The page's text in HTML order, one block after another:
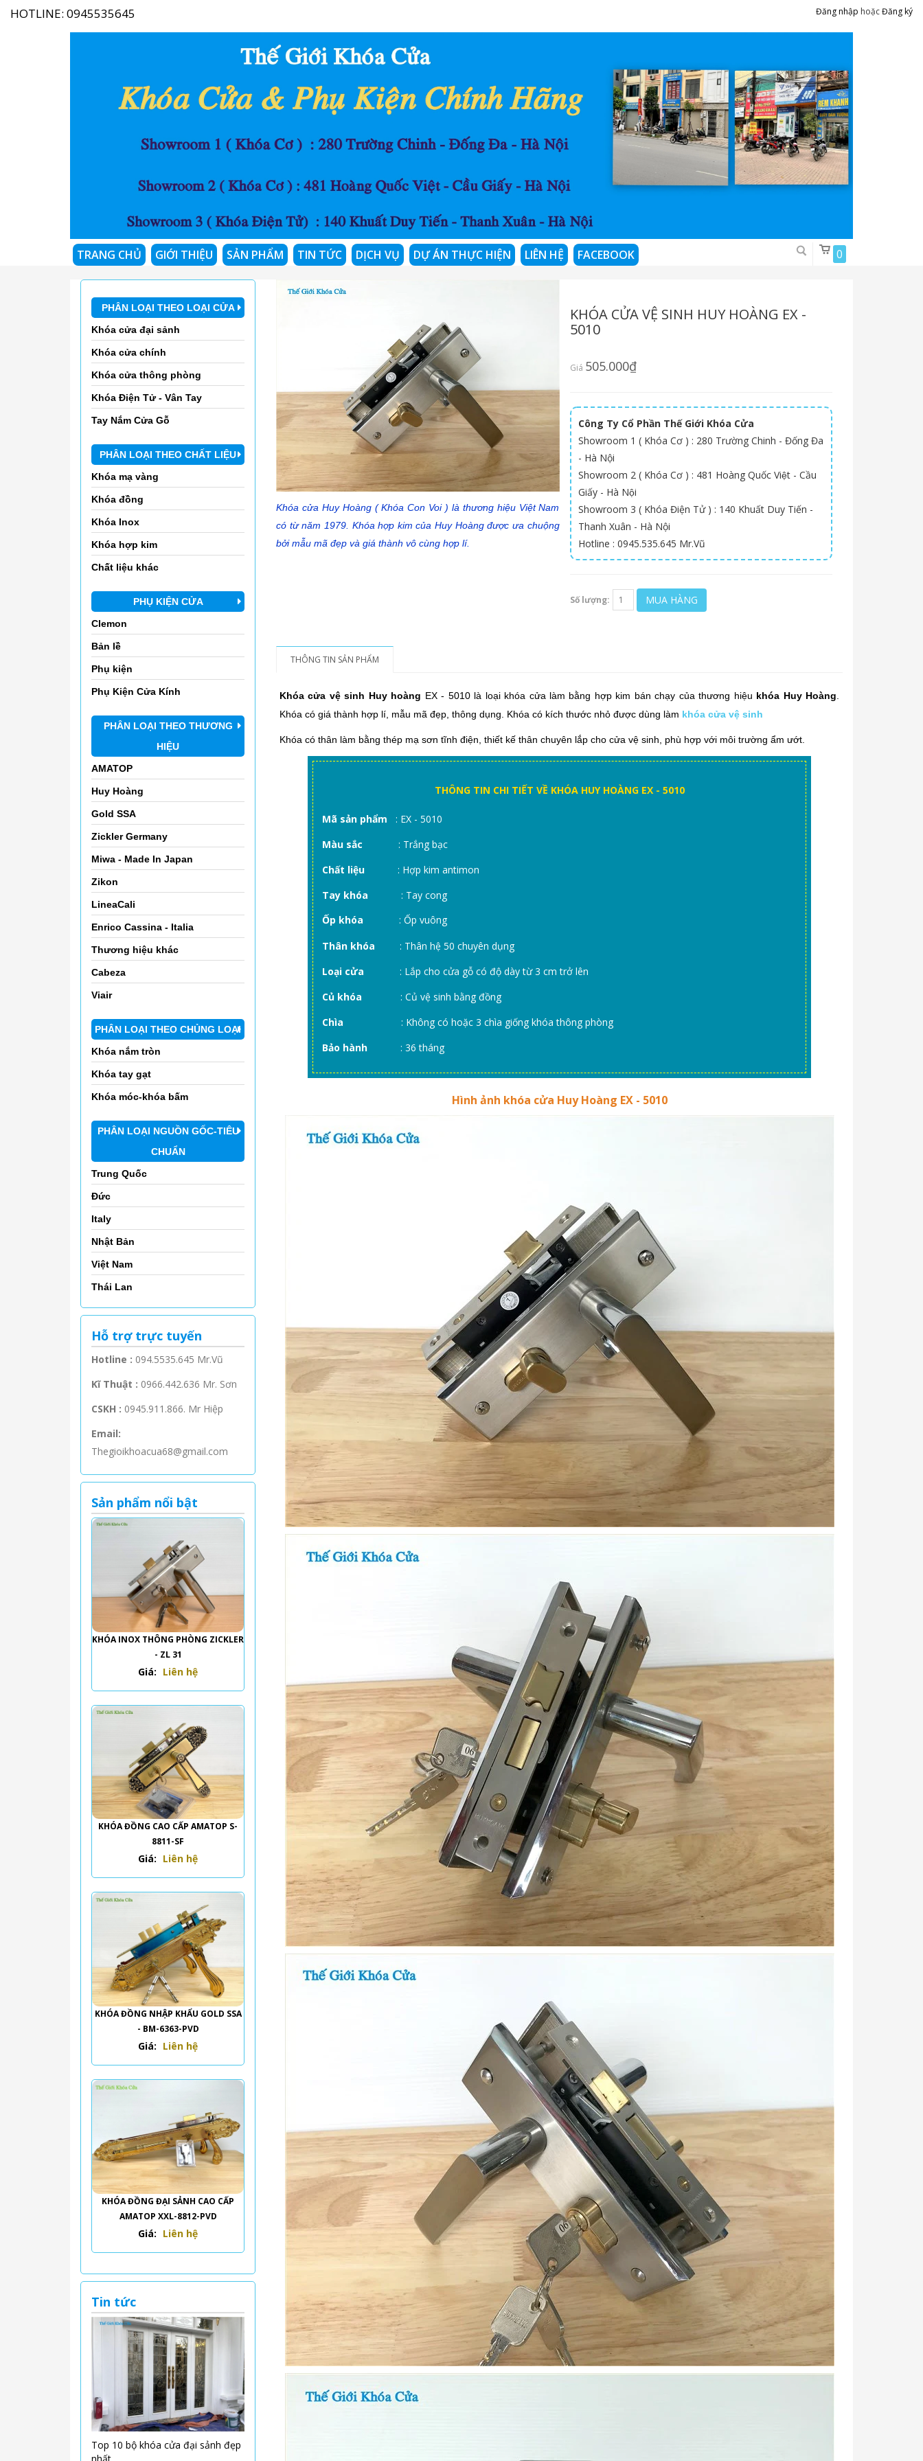
HOTLINE: 0945535645 Đăng nhập hoặcĐăng ký
TRANG CHỦ GIỚI THIỆU SẢN PHẨM TIN TỨC DỊCH VỤ DỰ ÁN THỰC HIỆN LIÊN HỆ FACEBOOK 0
PHÂN LOẠI THEO LOẠI CỬA
Khóa cửa đại sảnh
Khóa cửa chính
Khóa cửa thông phòng
Khóa Điện Tử - Vân Tay
Tay Nắm Cửa Gỗ
PHÂN LOẠI THEO CHẤT LIỆU
Khóa mạ vàng
Khóa đồng
Khóa Inox
Khóa hợp kim
Chất liệu khác
PHỤ KIỆN CỬA
Clemon
Bản lề
Phụ kiện
Phụ Kiện Cửa Kính
PHÂN LOẠI THEO THƯƠNG
HIỆU
AMATOP
Huy Hoàng
Gold SSA
Zickler Germany
Miwa - Made In Japan
Zikon
LineaCali
Enrico Cassina - Italia
Thương hiệu khác
Cabeza
Viair
PHÂN LOẠI THEO CHỦNG LOẠI
Khóa nắm tròn
Khóa tay gạt
Khóa móc-khóa bấm
PHÂN LOẠI NGUỒN GỐC-TIÊU
CHUẨN
Trung Quốc
Đức
Italy
Nhật Bản
Việt Nam
Thái Lan
Hỗ trợ trực tuyến
Hotline : 094.5535.645 Mr.Vũ
Kĩ Thuật : 0966.442.636 Mr. Sơn
CSKH : 0945.911.866. Mr Hiệp
Email:
Thegioikhoacua68@gmail.com
Sản phẩm nổi bật
KHÓA INOX THÔNG PHÒNG ZICKLER
- ZL 31
Giá: Liên hệ
KHÓA ĐỒNG CAO CẤP AMATOP S-
8811-SF
Giá: Liên hệ
KHÓA ĐỒNG NHẬP KHẨU GOLD SSA
- BM-6363-PVD
Giá: Liên hệ
KHÓA ĐỒNG ĐẠI SẢNH CAO CẤP
AMATOP XXL-8812-PVD
Giá: Liên hệ
Tin tức
Top 10 bộ khóa cửa đại sảnh đẹp
Khóa cửa Huy Hoàng ( Khóa Con Voi ) là thương hiệu Việt Nam
có từ năm 1979. Khóa hợp kim của Huy Hoàng được ưa chuộng
bởi mẫu mã đẹp và giá thành vô cùng hợp lí.
KHÓA CỬA VỆ SINH HUY HOÀNG EX -
5010
Giá 505.000₫
Công Ty Cổ Phần Thế Giới Khóa Cửa
Showroom 1 ( Khóa Cơ ) : 280 Trường Chinh - Đống Đa
- Hà Nội
Showroom 2 ( Khóa Cơ ) : 481 Hoàng Quốc Việt - Cầu
Giấy - Hà Nội
Showroom 3 ( Khóa Điện Tử ) : 140 Khuất Duy Tiến -
Thanh Xuân - Hà Nội
Hotline : 0945.535.645 Mr.Vũ
Số lượng: MUA HÀNG
THÔNG TIN SẢN PHẨM
Khóa cửa vệ sinh Huy hoàng EX - 5010 là loại khóa cửa làm bằng hợp kim bán chạy của thương hiệu khóa Huy Hoàng
Khóa có giá thành hợp lí, mẫu mã đẹp, thông dụng. Khóa có kích thước nhỏ được dùng làm khóa cửa vệ sinh
Khóa có thân làm bằng thép mạ sơn tĩnh điện, thiết kế thân chuyên lắp cho cửa vệ sinh, phù hợp với môi trường ẩm ướt.
THÔNG TIN CHI TIẾT VỀ KHÓA HUY HOÀNG EX - 5010
Mã sản phẩm : EX - 5010
Màu sắc : Trắng bạc
Chất liệu: Hợp kim antimon
Tay khóa : Tay cong
Ốp khóa : Ốp vuông
Thân khóa : Thân hệ 50 chuyên dụng
Loại cửa : Lắp cho cửa gỗ có độ dày từ 3 cm trở lên
Củ khóa : Củ vệ sinh bằng đồng
Chìa
: Không có hoặc 3 chìa giống khóa thông phòng
Bảo hành : 36 tháng
Hình ảnh khóa cửa Huy Hoàng EX - 5010